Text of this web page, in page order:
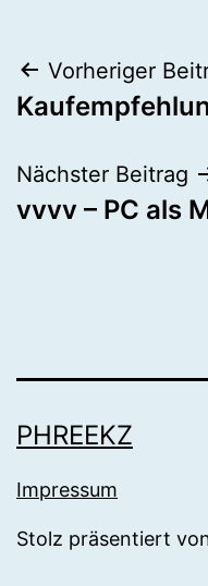
Vorheriger
Nächster Beitrag
vvvv – PC als
PHREEKZ
Impressum
Stolz präsentiert